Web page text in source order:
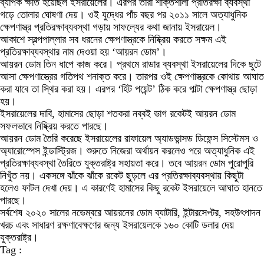
ব্যাপক ক্ষতি হয়েছিল ইসরায়েলের। এরপর তারা শক্তিশালী প্রতিরক্ষা ব্যবস্থা
গড়ে তোলার ঘোষণা দেয়। ওই যুদ্ধের পাঁচ বছর পর ২০১১ সালে অত্যাধুনিক
ক্ষেপণাস্ত্র প্রতিরক্ষাব্যবস্থা গড়ায় সাফল্যের কথা জানায় ইসরায়েল।
আকাশে স্বল্পপাল্লার সব ধরনের ক্ষেপণাস্ত্রকে নিষ্ক্রিয় করতে সক্ষম এই
প্রতিরক্ষাব্যবস্থার নাম দেওয়া হয় ‘আয়রন ডোম’।
আয়রন ডোম তিন ধাপে কাজ করে। প্রথমে রাডার ব্যবস্থা ইসরায়েলের দিকে ছুটে
আসা ক্ষেপণাস্ত্রের গতিপথ শনাক্ত করে। তারপর ওই ক্ষেপণাস্ত্রকে কোথায় আঘাত
করা যাবে তা স্থির করা হয়। এরপর ‘হিট পয়েন্ট’ ঠিক করে পাল্টা ক্ষেপণাস্ত্র ছোড়া
হয়।
ইসরায়েলের দাবি, হামাসের ছোড়া শতকরা নব্বই ভাগ রকেটই আয়রন ডোম
সফলভাবে নিষ্ক্রিয় করতে পারছে।
আয়রন ডোম তৈরি করেছে ইসরায়েলের রাফায়েল অ্যাডভান্সড ডিফেন্স সিস্টেমস ও
অ্যারোস্পেস ইন্ডাস্ট্রিজ। শুরুতে নিজেরা অর্থায়ন করলেও পরে অত্যাধুনিক এই
প্রতিরক্ষাব্যবস্থা তৈরিতে যুক্তরাষ্ট্র সহায়তা করে। তবে আয়রন ডোম পুরোপুরি
নিখুঁত নয়। একসঙ্গে ঝাঁকে ঝাঁকে রকেট ছুড়লে এর প্রতিরক্ষাব্যবস্থায় কিছুটা
হলেও ফাটল দেখা দেয়। এ কারণেই হামাসের কিছু রকেট ইসরায়েলে আঘাত হানতে
পারছে।
সর্বশেষ ২০২০ সালের নভেম্বরে আয়রনের ডোম ব্যাটারি, ইন্টারসেপ্টর, সহউৎপাদন
খরচ এবং সাধারণ রক্ষণাবেক্ষণের জন্য ইসরায়েলকে ১৬০ কোটি ডলার দেয়
যুক্তরাষ্ট্র।
Tag :